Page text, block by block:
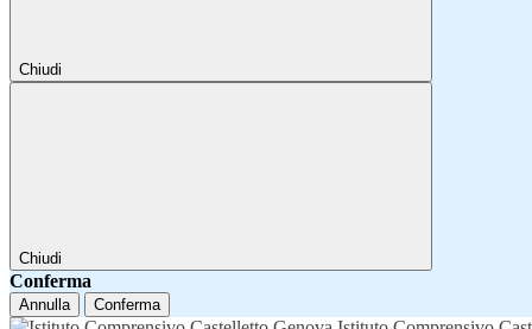
Chiudi
Chiudi
Conferma
Annulla Conferma